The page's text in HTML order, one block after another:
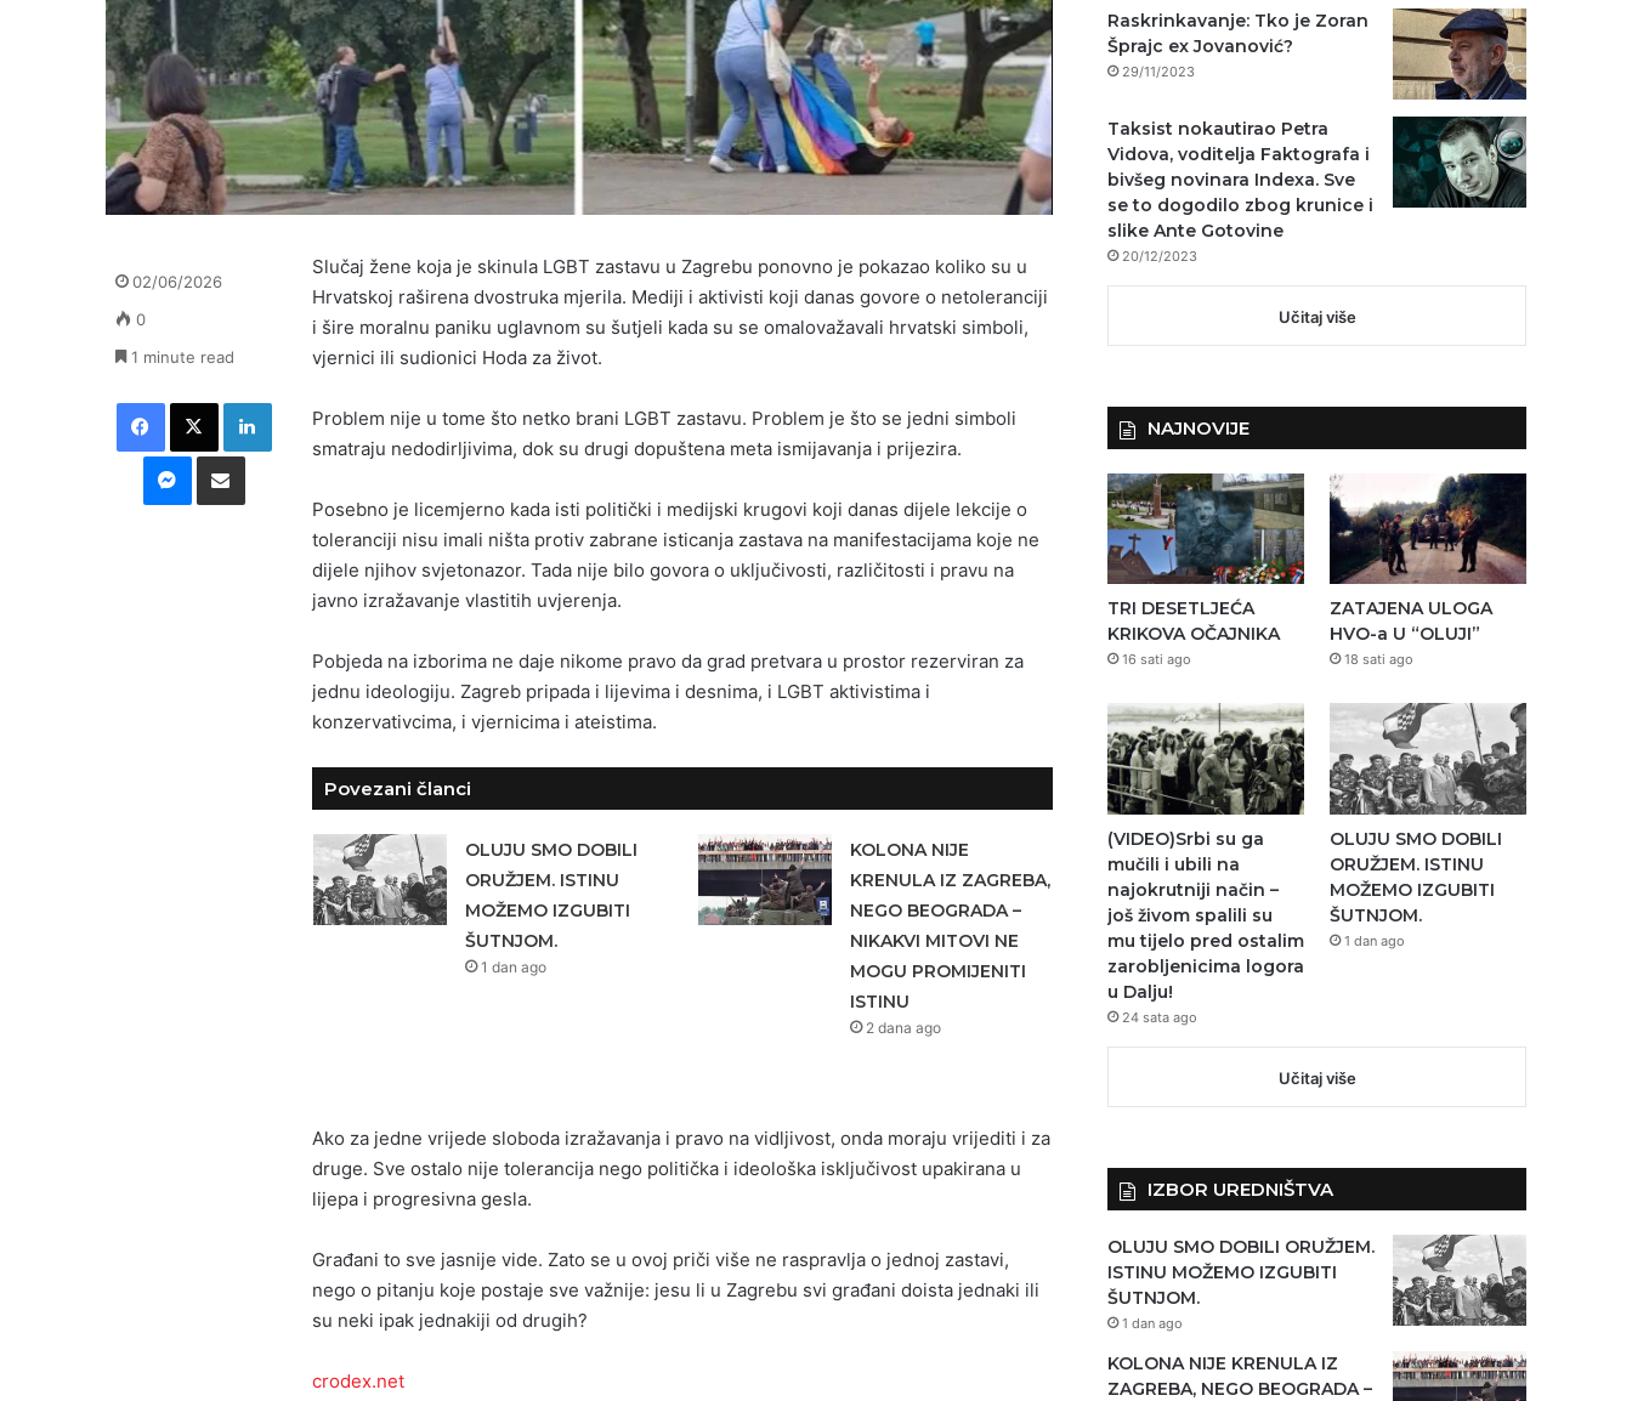
Slučaj žene koja je skinula LGBT zastavu u Zagrebu ponovno je pokazao koliko su u
Hrvatskoj raširena dvostruka mjerila. Mediji i aktivisti koji danas govore o netoleranciji
i šire moralnu paniku uglavnom su šutjeli kada su se omalovažavali hrvatski simboli,
vjernici ili sudionici Hoda za život.
Problem nije u tome što netko brani LGBT zastavu. Problem je što se jedni simboli
smatraju nedodirljivima, dok su drugi dopuštena meta ismijavanja i prijezira.
Posebno je licemjerno kada isti politički i medijski krugovi koji danas dijele lekcije o
toleranciji nisu imali ništa protiv zabrane isticanja zastava na manifestacijama koje ne
dijele njihov svjetonazor. Tada nije bilo govora o uključivosti, različitosti i pravu na
javno izražavanje vlastitih uvjerenja.
Pobjeda na izborima ne daje nikome pravo da grad pretvara u prostor rezerviran za
jednu ideologiju. Zagreb pripada i lijevima i desnima, i LGBT aktivistima i
konzervativcima, i vjernicima i ateistima.
Povezani članci
OLUJU SMO DOBILI
ORUŽJEM. ISTINU
MOŽEMO IZGUBITI
ŠUTNJOM.
1 dan ago
KOLONA NIJE
KRENULA IZ ZAGREBA,
NEGO BEOGRADA –
NIKAKVI MITOVI NE
MOGU PROMIJENITI
ISTINU
2 dana ago
Ako za jedne vrijede sloboda izražavanja i pravo na vidljivost, onda moraju vrijediti i za
druge. Sve ostalo nije tolerancija nego politička i ideološka isključivost upakirana u
lijepa i progresivna gesla.
Građani to sve jasnije vide. Zato se u ovoj priči više ne raspravlja o jednoj zastavi,
nego o pitanju koje postaje sve važnije: jesu li u Zagrebu svi građani doista jednaki ili
su neki ipak jednakiji od drugih?
crodex.net
02/06/2026
0
1 minute read
Facebook
X LinkedIn
Messenger
Podijeli putem E-maila
Raskrinkavanje: Tko je Zoran
Šprajc ex Jovanović?
29/11/2023
Taksist nokautirao Petra
Vidova, voditelja Faktografa i
bivšeg novinara Indexa. Sve
se to dogodilo zbog krunice i
slike Ante Gotovine
20/12/2023
Učitaj više
NAJNOVIJE
TRI DESETLJEĆA
KRIKOVA OČAJNIKA
16 sati ago
ZATAJENA ULOGA
HVO-a U “OLUJI”
18 sati ago
(VIDEO)Srbi su ga
mučili i ubili na
najokrutniji način –
još živom spalili su
mu tijelo pred ostalim
zarobljenicima logora
u Dalju!
24 sata ago
OLUJU SMO DOBILI
ORUŽJEM. ISTINU
MOŽEMO IZGUBITI
ŠUTNJOM.
1 dan ago
Učitaj više
IZBOR UREDNIŠTVA
OLUJU SMO DOBILI ORUŽJEM.
ISTINU MOŽEMO IZGUBITI
ŠUTNJOM.
1 dan ago
KOLONA NIJE KRENULA IZ
ZAGREBA, NEGO BEOGRADA –